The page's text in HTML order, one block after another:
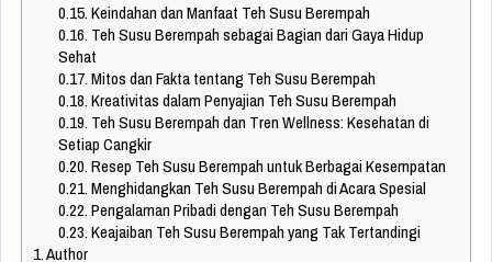
0.15.Keindahan dan Manfaat Teh Susu Berempah
0.16. Teh Susu Berempah sebagai Bagian dari Gaya Hidup
Sehat
0.17.Mitos dan Fakta tentang Teh Susu Berempah
0.18.Kreativitas dalam Penyajian Teh Susu Berempah
0.19. Teh Susu Berempah dan Tren Wellness: Kesehatan di
Setiap Cangkir
0.20.Resep Teh Susu Berempah untuk Berbagai Kesempatan
0.21.Menghidangkan Teh Susu Berempah di Acara Spesial
0.22.Pengalaman Pribadi dengan Teh Susu Berempah
0.23.Keajaiban Teh Susu Berempah yang Tak Tertandingi
1.Author